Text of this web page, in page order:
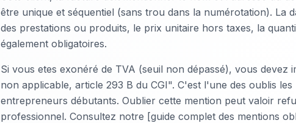
être unique et séquentiel (sans trou dans la numérotation). La
des prestations ou produits, le prix unitaire hors taxes, la
également obligatoires.
Si vous etes exonéré de TVA (seuil non dépassé), vous devez
non applicable, article 293 B du CGI". C'est l'une des oublis
entrepreneurs débutants. Oublier cette mention peut valoir
professionnel. Consultez notre [guide complet des mentions